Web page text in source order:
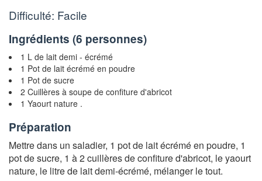
Difficulté: Facile
Ingrédients (6 personnes)
1 L de lait demi - écrémé
1 Pot de lait écrémé en poudre
1 Pot de sucre
2 Cuillères à soupe de confiture d'abricot
1 Yaourt nature .
Préparation
Mettre dans un saladier, 1 pot de lait écrémé en poudre, 1
pot de sucre, 1 à 2 cuillères de confiture d'abricot, le yaourt
nature, le litre de lait demi-écrémé, mélanger le tout.